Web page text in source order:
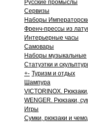
Русские промыслы
Сервизы
Наборы
Френч-прессы из
Интерьерные часы
Самовары
Наборы музыкальные
Статуэтки и
+- Туризм и отдых
Шампура
VICTORINOX.
WENGER. Рюкзаки,
Игры
Сумки, рюкзаки и